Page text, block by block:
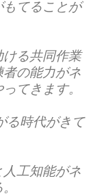
てることが
る共同作業
の能力がネ
てきます。
る時代がきて
工知能がネ